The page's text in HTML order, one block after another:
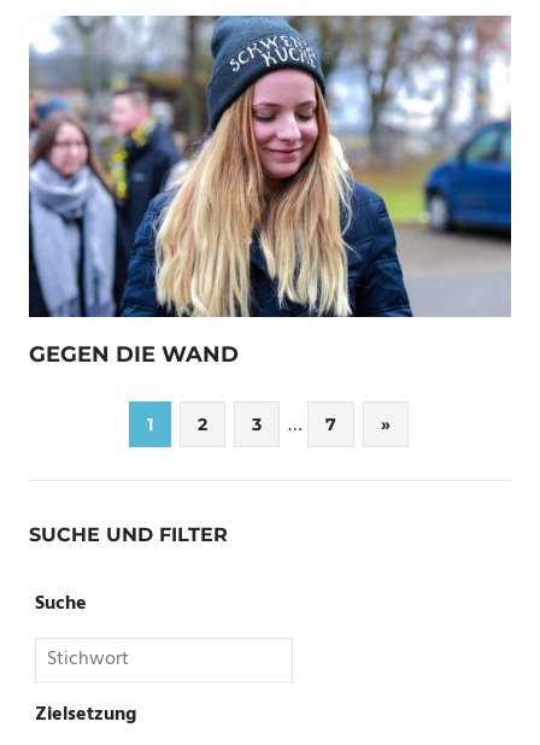
GEGEN DIE WAND
Seitennummerierung
der
Beiträge
1 2 3 … 7
Nächste
Beiträge
»
SUCHE UND FILTER
Suche
Zielsetzung